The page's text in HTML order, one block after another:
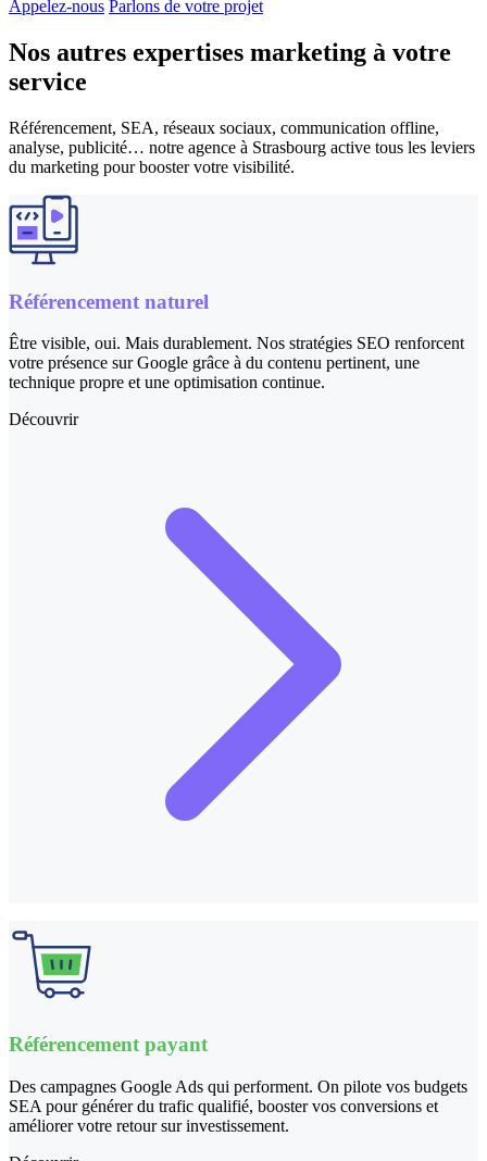
Appelez-nous Parlons de votre projet
Nos autres expertises marketing à votre
service
Référencement, SEA, réseaux sociaux, communication offline,
analyse, publicité… notre agence à Strasbourg active tous les leviers
du marketing pour booster votre visibilité.
Référencement naturel
Être visible, oui. Mais durablement. Nos stratégies SEO renforcent
votre présence sur Google grâce à du contenu pertinent, une
technique propre et une optimisation continue.
Découvrir
Référencement payant
Des campagnes Google Ads qui performent. On pilote vos budgets
SEA pour générer du trafic qualifié, booster vos conversions et
améliorer votre retour sur investissement.